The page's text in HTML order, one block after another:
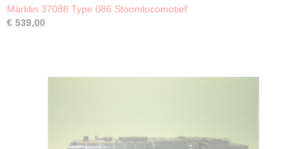
Märklin 37088 Type 086 Stoomlocomotief
€ 539,00